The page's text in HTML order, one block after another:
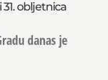
obljetnica
danas je